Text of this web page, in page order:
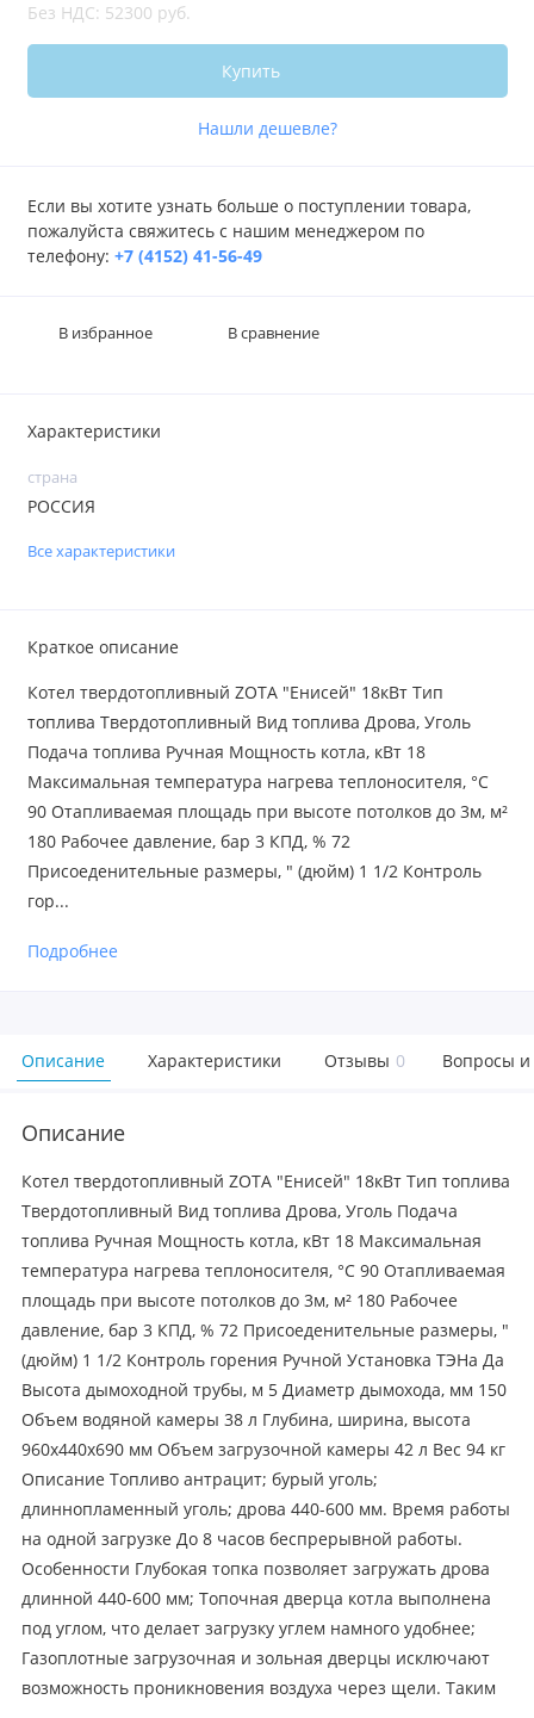
Без НДС: 52300 руб.
Купить
Нашли дешевле?
Если вы хотите узнать больше о поступлении товара,
пожалуйста свяжитесь с нашим менеджером по
телефону: +7 (4152) 41-56-49
В избранное В сравнение
Характеристики
страна
РОССИЯ
Все характеристики
Краткое описание
Котел твердотопливный ZOTA "Енисей" 18кВт Тип
топлива Твердотопливный Вид топлива Дрова, Уголь
Подача топлива Ручная Мощность котла, кВт 18
Максимальная температура нагрева теплоносителя, °C
90 Отапливаемая площадь при высоте потолков до 3м, м²
180 Рабочее давление, бар 3 КПД, % 72
Присоеденительные размеры, " (дюйм) 1 1/2 Контроль
гор...
Подробнее
Описание Характеристики Отзывы 0 Вопросы и
Описание
Котел твердотопливный ZOTA "Енисей" 18кВт Тип топлива
Твердотопливный Вид топлива Дрова, Уголь Подача
топлива Ручная Мощность котла, кВт 18 Максимальная
температура нагрева теплоносителя, °C 90 Отапливаемая
площадь при высоте потолков до 3м, м² 180 Рабочее
давление, бар 3 КПД, % 72 Присоеденительные размеры, "
(дюйм) 1 1/2 Контроль горения Ручной Установка ТЭНа Да
Высота дымоходной трубы, м 5 Диаметр дымохода, мм 150
Объем водяной камеры 38 л Глубина, ширина, высота
960х440х690 мм Объем загрузочной камеры 42 л Вес 94 кг
Описание Топливо антрацит; бурый уголь;
длиннопламенный уголь; дрова 440-600 мм. Время работы
на одной загрузке До 8 часов беспрерывной работы.
Особенности Глубокая топка позволяет загружать дрова
длинной 440-600 мм; Топочная дверца котла выполнена
под углом, что делает загрузку углем намного удобнее;
Газоплотные загрузочная и зольная дверцы исключают
возможность проникновения воздуха через щели. Таким